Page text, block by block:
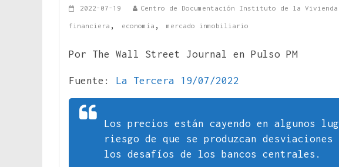
2022-07-19 Centro de Documentación Instituto de la Vivienda
financiera , economía , mercado inmobiliario
Por The Wall Street Journal en Pulso PM
Fuente: La Tercera 19/07/2022
Los precios están cayendo en algunos
riesgo de que se produzcan desviaciones
los desafíos de los bancos centrales.